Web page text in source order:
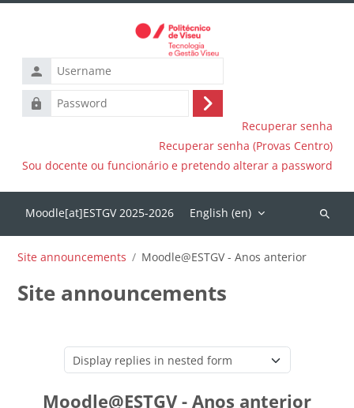
Username
Password
Log
Recuperar senha
Recuperar senha (Provas Centro)
Sou docente ou funcionário e pretendo alterar a password
English ‎(en)‎
Search
Site announcements Moodle@ESTGV - Anos anterior
Site announcements
Display mode
Moodle@ESTGV - Anos anterior